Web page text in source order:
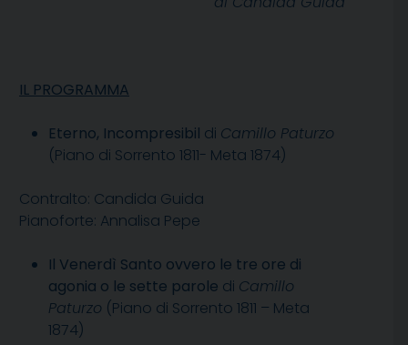
IL PROGRAMMA
Eterno, Incompresibil di Camillo Paturzo
(Piano di Sorrento 1811- Meta 1874)
Contralto: Candida Guida
Pianoforte: Annalisa Pepe
Il Venerdì Santo ovvero le tre ore di
agonia o le sette parole di Camillo
Paturzo (Piano di Sorrento 1811 – Meta
1874)